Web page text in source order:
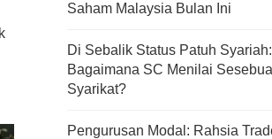
Saham Malaysia Bulan Ini
Di Sebalik Status Patuh Syariah:
Bagaimana SC Menilai
Syarikat?
Pengurusan Modal: Rahsia